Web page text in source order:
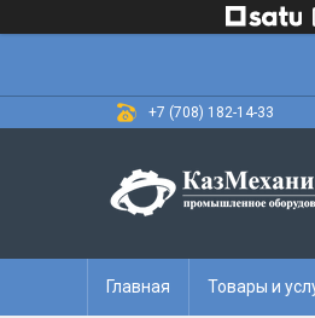
+7 (708) 182-14-33
Главная Товары и